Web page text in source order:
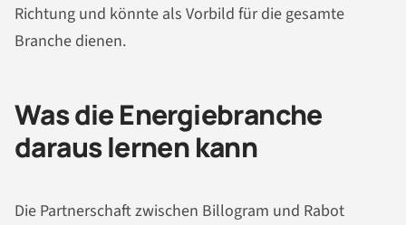
Richtung und könnte als Vorbild für die gesamte
Branche dienen.
Was die Energiebranche
daraus lernen kann
Die Partnerschaft zwischen Billogram und Rabot